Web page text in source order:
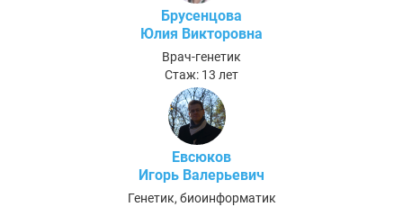
Брусенцова
Юлия Викторовна
Врач-генетик
Стаж: 13 лет
Евсюков
Игорь Валерьевич
Генетик, биоинформатик